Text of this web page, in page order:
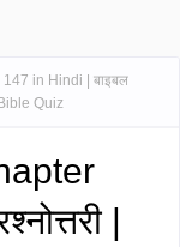
in Hindi | बाइबल
Bible Quiz
|